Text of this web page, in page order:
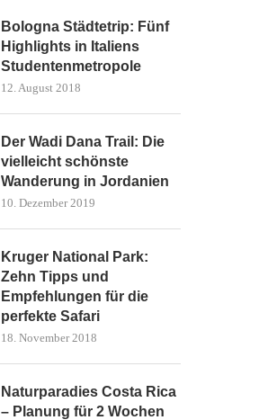
Bologna Städtetrip: Fünf
Highlights in Italiens
Studentenmetropole
12. August 2018
Der Wadi Dana Trail: Die
vielleicht schönste
Wanderung in Jordanien
10. Dezember 2019
Kruger National Park:
Zehn Tipps und
Empfehlungen für die
perfekte Safari
18. November 2018
Naturparadies Costa Rica
– Planung für 2 Wochen